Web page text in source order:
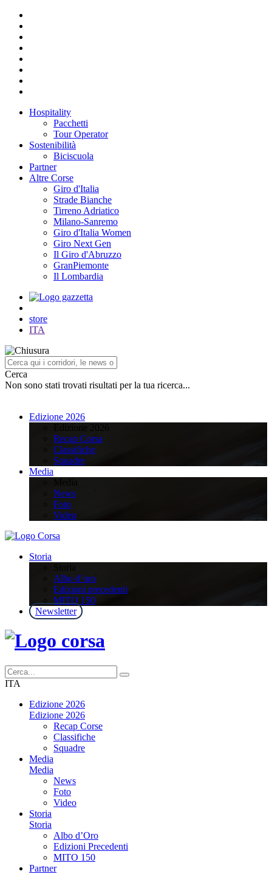
Hospitality
Pacchetti
Tour Operator
Sostenibilità
Biciscuola
Partner
Altre Corse
Giro d'Italia
Strade Bianche
Tirreno Adriatico
Milano-Sanremo
Giro d'Italia Women
Giro Next Gen
Il Giro d'Abruzzo
GranPiemonte
Il Lombardia
store
ITA
Cerca
Non sono stati trovati risultati per la tua ricerca...
Edizione 2026
Recap Corsa
Classifiche
Squadre
Media
News
Foto
Video
Storia
Albo d’oro
Edizioni precedenti
MITO 150
Newsletter
ITA
Edizione 2026
Edizione 2026
Recap Corse
Classifiche
Squadre
Media
Media
News
Foto
Video
Storia
Storia
Albo d’Oro
Edizioni Precedenti
MITO 150
Partner